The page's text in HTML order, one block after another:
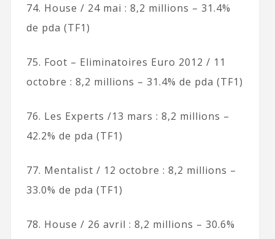
74. House / 24 mai : 8,2 millions – 31.4%
de pda (TF1)
75. Foot – Eliminatoires Euro 2012 / 11
octobre : 8,2 millions – 31.4% de pda (TF1)
76. Les Experts /13 mars : 8,2 millions –
42.2% de pda (TF1)
77. Mentalist / 12 octobre : 8,2 millions –
33.0% de pda (TF1)
78. House / 26 avril : 8,2 millions – 30.6%